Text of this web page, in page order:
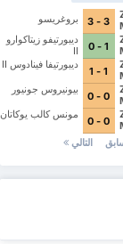
بروغريسو 3 - 3
ديبورتيفو زيتاكوارو
II
1 - 0
ديبورتيفا فينادوس II
1 - 1
بيونيروس جونيور
0 - 0
مونس كالب يوكاتان
0 - 0
التالي